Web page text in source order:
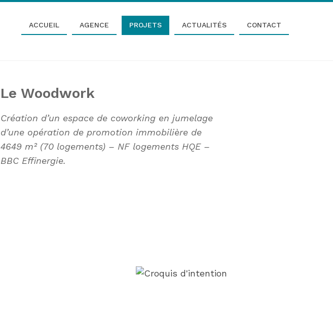
ACCUEIL AGENCE PROJETS ACTUALITÉS CONTACT
Le Woodwork
Création d’un espace de coworking en jumelage
d’une opération de promotion immobilière de
4649 m² (70 logements) – NF logements HQE –
BBC Effinergie.